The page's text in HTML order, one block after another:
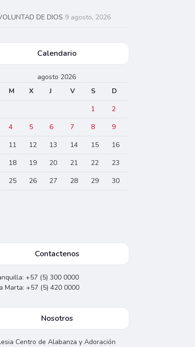
DE DIOS 9 agosto, 2026
Calendario
agosto 2026
M X J V S
D
1
2
4 5 6 7 8
9
11 12 13 14 15
16
18 19 20 21 22
23
25 26 27 28 29
30
Contactenos
+57 (5) 300 0000
Marta: +57 (5) 420 0000
Nosotros
Centro de Alabanza y Adoración